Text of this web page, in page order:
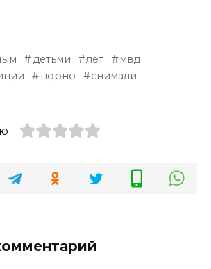
детьми лет
мвд
порно
снимали